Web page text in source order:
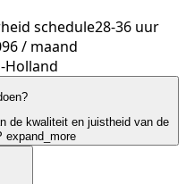
schedule28-36 uur
/ maand
Holland
de kwaliteit en juistheid van de
expand_more